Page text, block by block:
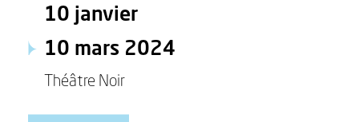
10 janvier
10 mars 2024
Théâtre Noir